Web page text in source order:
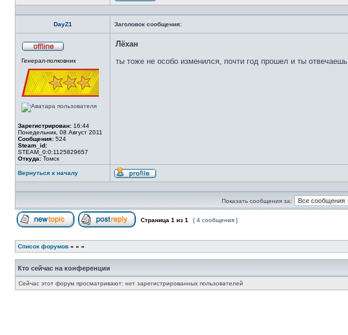
Профиль
DayZ1
Заголовок сообщения:
в
сети
Генерал-полковник
Зарегистрирован: 16:44
Понедельник, 08 Август 2011
Сообщения: 524
Steam_id:
STEAM_0:0:1125829657
Откуда: Томск
Лёхан
ты тоже не особо изменился, почти год прошел и ты отвечаешь
Вернуться к началу
Профиль
Показать сообщения за:
Страница 1 из 1 [ 4 сообщения ]
Список форумов » » »
Кто сейчас на конференции
Сейчас этот форум просматривают: нет зарегистрированных пользователей